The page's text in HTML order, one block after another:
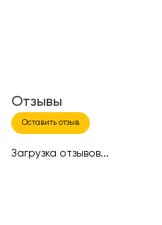
Отзывы
Оставить отзыв
Загрузка отзывов...